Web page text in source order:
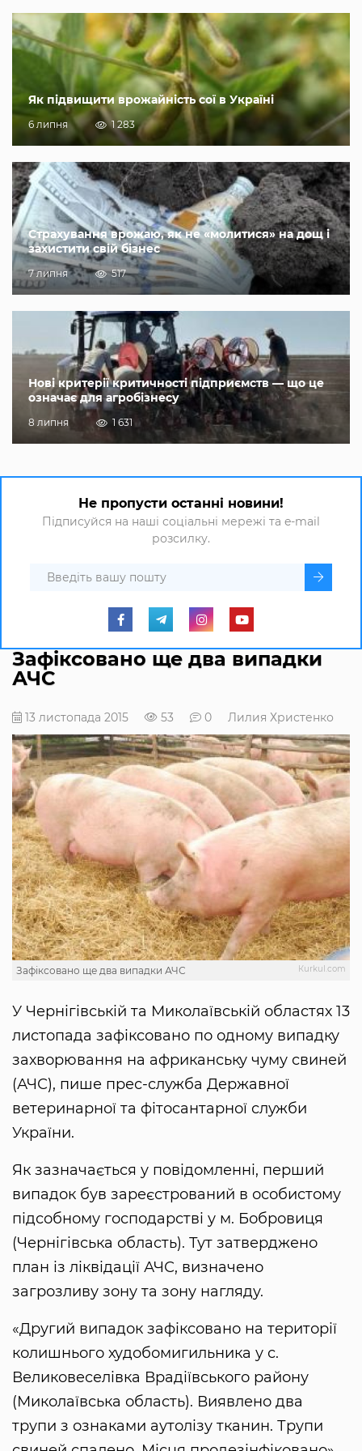
Як підвищити врожайність сої в Україні
6 липня 1 283
Страхування врожаю, як не «молитися» на дощ і
захистити свій бізнес
7 липня 517
Нові критерії критичності підприємств — що це
означає для агробізнесу
8 липня 1 631
Не пропусти останні новини!
Підписуйся на наші соціальні мережі та e-mail
розсилку.
Зафіксовано ще два випадки
АЧС
13 листопада 2015 53 0 Лилия Христенко
Кurkul.com
Зафіксовано ще два випадки АЧС
У Чернігівській та Миколаївській областях 13
листопада зафіксовано по одному випадку
захворювання на африканську чуму свиней
(АЧС), пише прес-служба Державної
ветеринарної та фітосантарної служби
України.
Як зазначається у повідомленні, перший
випадок був зареєстрований в особистому
підсобному господарстві у м. Бобровиця
(Чернігівська область). Тут затверджено
план із ліквідації АЧС, визначено
загрозливу зону та зону нагляду.
«Другий випадок зафіксовано на території
колишнього худобомигильника у с.
Великовеселівка Врадіївського району
(Миколаївська область). Виявлено два
трупи з ознаками аутолізу тканин. Трупи